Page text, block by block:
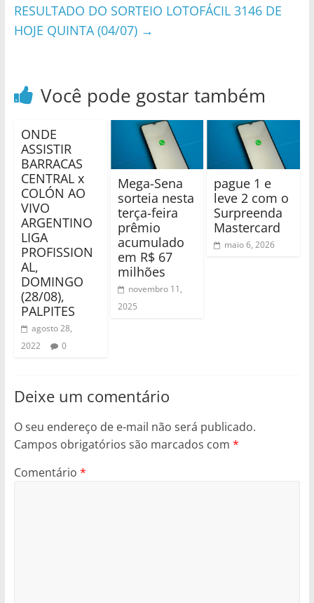
RESULTADO DO SORTEIO LOTOFÁCIL 3146 DE
HOJE QUINTA (04/07) →
Você pode gostar também
ONDE
ASSISTIR
BARRACAS
CENTRAL x
COLÓN AO
VIVO
ARGENTINO
LIGA
PROFISSION
AL,
DOMINGO
(28/08),
PALPITES
agosto 28,
2022
0
Mega-Sena
sorteia nesta
terça-feira
prêmio
acumulado
em R$ 67
milhões
novembro 11,
2025
pague 1 e
leve 2 com o
Surpreenda
Mastercard
maio 6, 2026
Deixe um comentário
O seu endereço de e-mail não será publicado.
Campos obrigatórios são marcados com *
Comentário *